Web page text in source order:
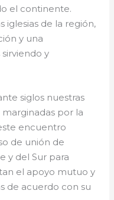
el continente.
iglesias de la región,
y una
y
siglos nuestras
por la
encuentro
de unión de
y del Sur para
el apoyo mutuo y
de acuerdo con su